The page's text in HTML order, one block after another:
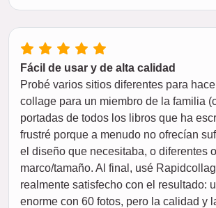
Fácil de usar y de alta calidad
Probé varios sitios diferentes para
collage para un miembro de la familia
portadas de todos los libros que ha
frustré porque a menudo no ofrecían
el diseño que necesitaba, o diferentes
marco/tamaño. Al final, usé
realmente satisfecho con el resultado:
enorme con 60 fotos, pero la calidad y